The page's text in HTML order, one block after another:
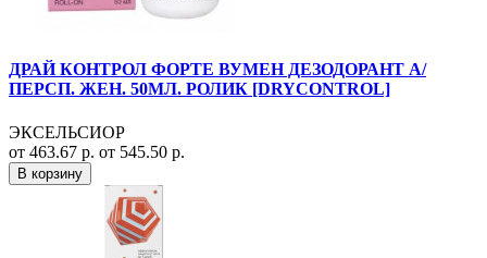
ДРАЙ КОНТРОЛ ФОРТЕ ВУМЕН ДЕЗОДОРАНТ А/
ПЕРСП. ЖЕН. 50МЛ. РОЛИК [DRYCONTROL]
ЭКСЕЛЬСИОР
от 463.67 р. от 545.50 р.
В корзину